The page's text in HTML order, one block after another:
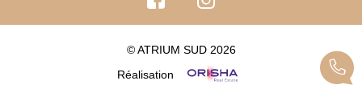
© ATRIUM SUD 2026
Réalisation